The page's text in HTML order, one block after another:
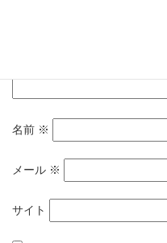
名前 ※
メール ※
サイト